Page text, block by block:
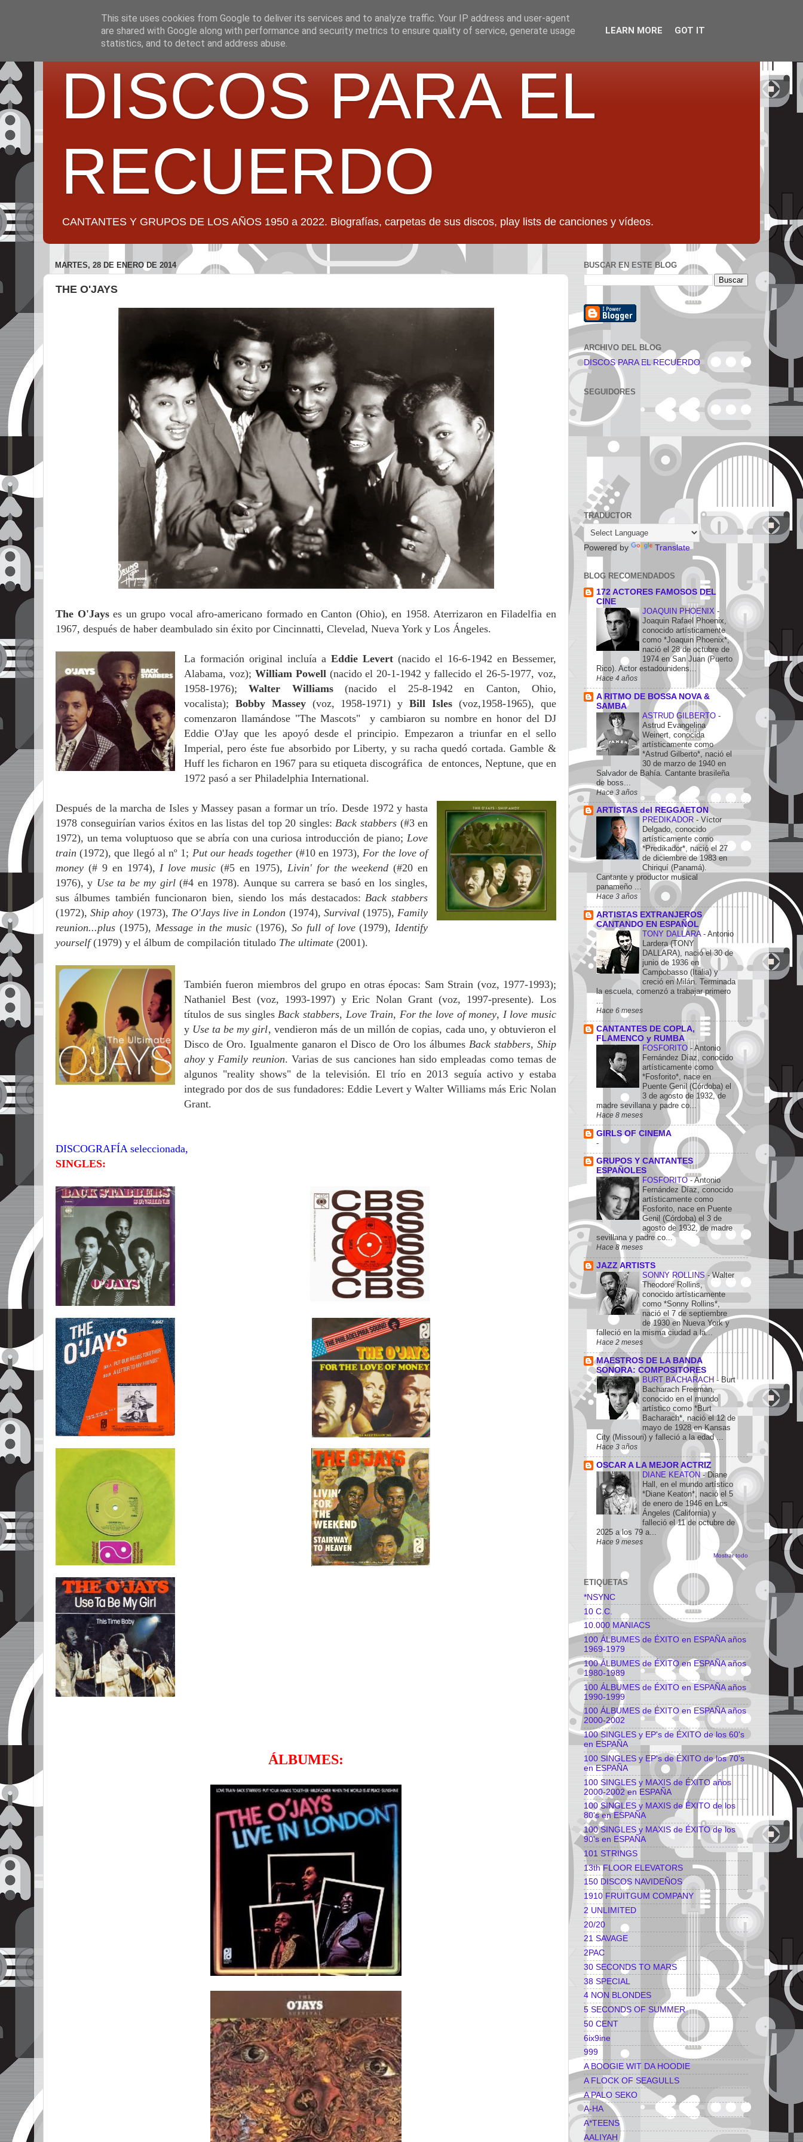
DISCOS PARA EL
RECUERDO
CANTANTES Y GRUPOS DE LOS AÑOS 1950 a 2022. Biografías, carpetas de sus discos, play lists de canciones y vídeos.
MARTES, 28 DE ENERO DE 2014
THE O'JAYS
The O'Jayses un grupo vocal afro-americano formado en Canton (Ohio), en 1958. Aterrizaron en Filadelfia en
1967, después de haber deambulado sin éxito por Cincinnatti, Clevelad, Nueva York y Los Ángeles.
La formación original incluía a Eddie Levert(nacido el 16-6-1942 en Bessemer,
Alabama, voz); William Powell(nacido el 20-1-1942 y fallecido el 26-5-1977, voz,
1958-1976);Walter Williams(nacido el 25-8-1942 en Canton, Ohio,
vocalista); Bobby Massey (voz, 1958-1971) yBill Isles (voz,1958-1965), que
comenzaron llamándose "The Mascots" y cambiaron su nombre en honor del DJ
Eddie O'Jay que les apoyó desde el principio. Empezaron a triunfar en el sello
Imperial, pero éste fue absorbido por Liberty, y su racha quedó cortada. Gamble &
Huff les ficharon en 1967 para su etiqueta discográfica de entonces, Neptune, que en
1972 pasó a ser Philadelphia International.
Después de la marcha de Isles y Massey pasan a formar un trío. Desde 1972 y hasta
1978 conseguirían varios éxitos en las listas del top 20 singles: Back stabbers (#3 en
1972), un tema voluptuoso que se abría con una curiosa introducción de piano;Love
train (1972), que llegó al nº 1; Put our heads together (#10 en 1973),For the love of
money (# 9 en 1974),I love music (#5 en 1975), Livin' for the weekend (#20 en
1976), y Use ta be my girl(#4 en 1978). Aunque su carrera se basó en los singles,
sus álbumes también funcionaron bien, siendo los más destacados: Back stabbers
(1972),Ship ahoy (1973), The O'Jays live in London (1974), Survival(1975), Family
reunion...plus (1975), Message in the music (1976), So full of love(1979),Identify
yourself(1979) y el álbum de compilación titulado The ultimate (2001).
También fueron miembros del grupo en otras épocas: Sam Strain (voz, 1977-1993);
Nathaniel Best (voz, 1993-1997) y Eric Nolan Grant (voz, 1997-presente). Los
títulos de sus singlesBack stabbers, Love Train, For the love of money, I love music
y Use ta be my girl, vendieron más de un millón de copias, cada uno, y obtuvieron el
Disco de Oro. Igualmente ganaron el Disco de Oro los álbumesBack stabbers,Ship
ahoyyFamily reunion. Varias de sus canciones han sido empleadas como temas de
algunos "realityshows" de la televisión. El trío en 2013 seguía activo y estaba
integrado por dos de sus fundadores: Eddie Levert y Walter Williams más Eric Nolan
Grant.
DISCOGRAFÍA seleccionada,
SINGLES:
ÁLBUMES:
BUSCAR EN ESTE BLOG
ARCHIVO DEL BLOG
DISCOS PARA EL RECUERDO
SEGUIDORES
TRADUCTOR
Powered by Translate
BLOG RECOMENDADOS
172 ACTORES FAMOSOS DEL
CINE
JOAQUIN PHOENIX -
Joaquin Rafael Phoenix,
conocido artísticamente
como *Joaquin Phoenix*,
nació el 28 de octubre de
1974 en San Juan (Puerto
Rico). Actor estadounidens...
Hace 4 años
A RITMO DE BOSSA NOVA &
SAMBA
ASTRUD GILBERTO -
Astrud Evangelina
Weinert, conocida
artísticamente como
*Astrud Gilberto*, nació el
30 de marzo de 1940 en
Salvador de Bahía. Cantante brasileña
de boss...
Hace 3 años
ARTISTAS del REGGAETON
PREDIKADOR - Víctor
Delgado, conocido
artísticamente como
*Predikador*, nació el 27
de diciembre de 1983 en
Chiriquí (Panamá).
Cantante y productor musical
panameño ...
Hace 3 años
ARTISTAS EXTRANJEROS
CANTANDO EN ESPAÑOL
TONY DALLARA - Antonio
Lardera (TONY
DALLARA), nació el 30 de
junio de 1936 en
Campobasso (Italia) y
creció en Milán. Terminada
la escuela, comenzó a trabajar primero
...
Hace 6 meses
CANTANTES DE COPLA,
FLAMENCO y RUMBA
FOSFORITO - Antonio
Fernández Díaz, conocido
artísticamente como
*Fosforito*, nace en
Puente Genil (Córdoba) el
3 de agosto de 1932, de
madre sevillana y padre co...
Hace 8 meses
GIRLS OF CINEMA
-
GRUPOS Y CANTANTES
ESPAÑOLES
FOSFORITO-Antonio
Fernández Díaz, conocido
artísticamente como
Fosforito, nace en Puente
Genil (Córdoba) el 3 de
agosto de 1932, de madre
sevillana y padre co...
Hace 8 meses
JAZZ ARTISTS
SONNY ROLLINS-Walter
Theodore Rollins,
conocido artísticamente
como *Sonny Rollins*,
nació el 7 de septiembre
de 1930 en Nueva York y
falleció en la misma ciudad a la...
Hace 2 meses
MAESTROS DE LA BANDA
SONORA: COMPOSITORES
BURT BACHARACH - Burt
Bacharach Freeman,
conocido en el mundo
artístico como *Burt
Bacharach*, nació el 12 de
mayo de 1928 en Kansas
City (Missouri) y falleció a la edad ...
Hace 3 años
OSCAR A LA MEJOR ACTRIZ
DIANE KEATON-Diane
Hall, en el mundo artístico
*Diane Keaton*, nació el 5
de enero de 1946 en Los
Ángeles (California) y
falleció el 11 de octubre de
2025 a los 79 a...
Hace 9 meses
Mostrar todo
ETIQUETAS
*NSYNC
10 C.C.
10.000 MANIACS
100 ÁLBUMES de ÉXITO en ESPAÑA años
1969-1979
100 ÁLBUMES de ÉXITO en ESPAÑA años
1980-1989
100 ÁLBUMES de ÉXITO en ESPAÑA años
1990-1999
100 ÁLBUMES de ÉXITO en ESPAÑA años
2000-2002
100 SINGLES y EP's de ÉXITO de los 60's
en ESPAÑA
100 SINGLES y EP's de ÉXITO de los 70's
en ESPAÑA
100 SINGLES y MAXIS de ÉXITO años
2000-2002 en ESPAÑA
100 SINGLES y MAXIS de ÉXITO de los
80's en ESPAÑA
100 SINGLES y MAXIS de ÉXITO de los
90's en ESPAÑA
101 STRINGS
13th FLOOR ELEVATORS
150 DISCOS NAVIDEÑOS
1910 FRUITGUM COMPANY
2 UNLIMITED
20/20
21 SAVAGE
2PAC
30 SECONDS TO MARS
38 SPECIAL
4 NON BLONDES
5 SECONDS OF SUMMER
50 CENT
6ix9ine
999
A BOOGIE WIT DA HOODIE
A FLOCK OF SEAGULLS
A PALO SEKO
A-HA
A*TEENS
AALIYAH
This site uses cookies from Google to deliver its services and to analyze traffic. Your IP address and user-agent
are shared with Google along with performance and security metrics to ensure quality of service, generate usage
statistics, and to detect and address abuse.
LEARN MORE GOT IT